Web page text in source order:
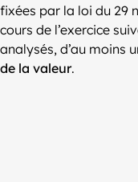
fixées par la loi du 29
cours de l’exercice
analysés, d’au moins
de la valeur.